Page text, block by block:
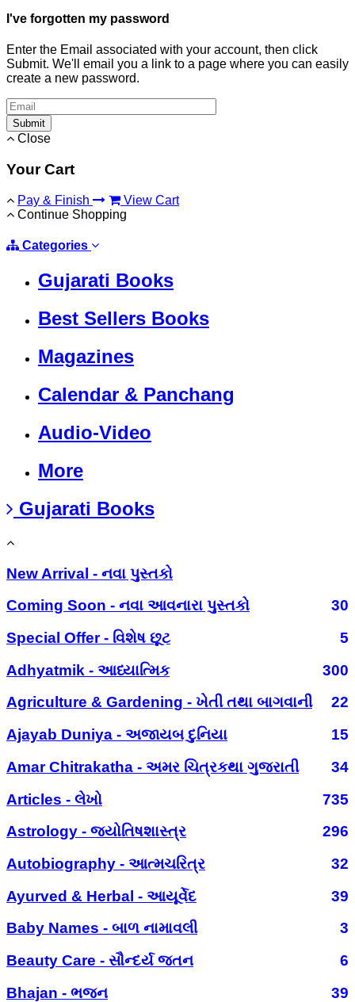
I've forgotten my password
Enter the Email associated with your account, then click
Submit. We'll email you a link to a page where you can easily
create a new password.
Submit
Close
Your Cart
Pay & Finish
View Cart
Continue Shopping
Categories
Gujarati Books
Best Sellers Books
Magazines
Calendar & Panchang
Audio-Video
More
Gujarati Books
New Arrival - નવા પુસ્તકો
Coming Soon - નવા આવનારા પુસ્તકો
30
Special Offer - વિશેષ છૂટ
5
Adhyatmik - આધ્યાત્મિક
300
Agriculture & Gardening - ખેતી તથા બાગવાની
22
Ajayab Duniya - અજાયબ દુનિયા
15
Amar Chitrakatha - અમર ચિત્રકથા ગુજરાતી
34
Articles - લેખો
735
Astrology - જ્યોતિષશાસ્ત્ર
296
Autobiography - આત્મચરિત્ર
32
Ayurved & Herbal - આયૂર્વેદ
39
Baby Names - બાળ નામાવલી
3
Beauty Care - સૌન્દર્ય જતન
6
Bhajan - ભજન
39